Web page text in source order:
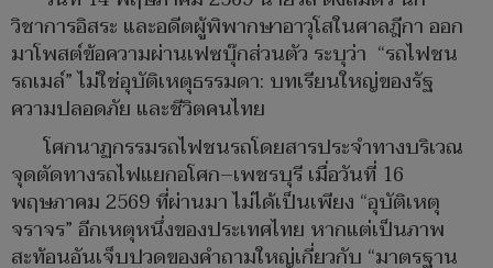
วิชาการอิสระ และอดีตผู้พิพากษาอาวุโสในศาลฎีกา ออก
มาโพสต์ข้อความผ่านเฟซบุ๊กส่วนตัว ระบุว่า “รถไฟชน
รถเมล์” ไม่ใช่อุบัติเหตุธรรมดา: บทเรียนใหญ่ของรัฐ
ความปลอดภัย และชีวิตคนไทย
โศกนาฏกรรมรถไฟชนรถโดยสารประจำทางบริเวณ
จุดตัดทางรถไฟแยกอโศก–เพชรบุรี เมื่อวันที่ 16
พฤษภาคม 2569 ที่ผ่านมา ไม่ได้เป็นเพียง “อุบัติเหตุ
จราจร” อีกเหตุหนึ่งของประเทศไทย หากแต่เป็นภาพ
สะท้อนอันเจ็บปวดของคำถามใหญ่เกี่ยวกับ “มาตรฐาน